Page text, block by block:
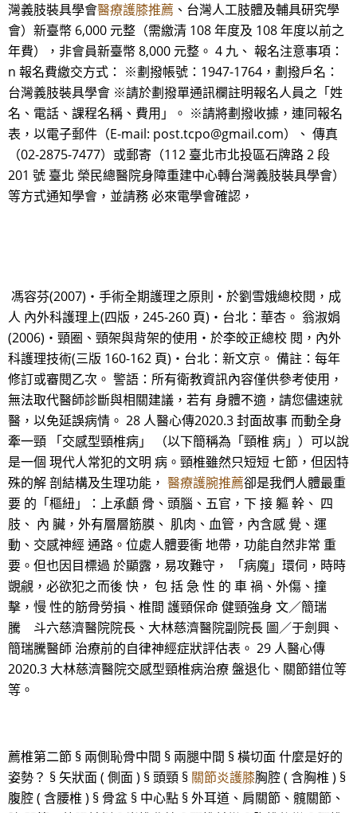
灣義肢裝具學會醫療護膝推薦 、台灣人工肢體及輔具研究學
會）新臺幣 6,000 元整（需繳清 108 年度及 108 年度以前之
年費），非會員新臺幣 8,000 元整。 4 九、 報名注意事項：
n 報名費繳交方式： ※劃撥帳號：1947-1764，劃撥戶名：
台灣義肢裝具學會 ※請於劃撥單通訊欄註明報名人員之「姓
名、電話、課程名稱、費用」。 ※請將劃撥收據，連同報名
表，以電子郵件（E-mail: post.tcpo@gmail.com）、 傳真
（02-2875-7477）或郵寄（112 臺北市北投區石牌路 2 段
201 號 臺北 榮民總醫院身障重建中心轉台灣義肢裝具學會）
等方式通知學會，並請務 必來電學會確認，
馮容芬(2007)‧手術全期護理之原則‧於劉雪娥總校閱，成
人 內外科護理上(四版，245-260 頁)‧台北：華杏。 翁淑娟
(2006)‧頸圈、頸架與背架的使用‧於李皎正總校 閱，內外
科護理技術(三版 160-162 頁)‧台北：新文京。 備註：每年
修訂或審閱乙次。 警語：所有衛教資訊內容僅供參考使用，
無法取代醫師診斷與相關建議，若有 身體不適，請您儘速就
醫，以免延誤病情。 28 人醫心傳2020.3 封面故事 而動全身
牽一頸 「交感型頸椎病」 （以下簡稱為「頸椎 病」）可以說
是一個 現代人常犯的文明 病。頸椎雖然只短短 七節，但因特
殊的解 剖結構及生理功能， 醫療護腕推薦卻是我們人體最重
要 的「樞紐」：上承顱 骨、頭腦、五官，下 接 軀 幹、 四
肢、 內 臟，外有層層筋膜、 肌肉、血管，內含感 覺、運
動、交感神經 通路。位處人體要衝 地帶，功能自然非常 重
要。但也因目標過 於顯露，易攻難守， 「病魔」環伺，時時
覬覦，必欲犯之而後 快， 包 括 急 性 的 車 禍、外傷、撞
擊，慢 性的筋骨勞損、椎間 護頸保命 健頸強身 文／簡瑞
騰 斗六慈濟醫院院長、大林慈濟醫院副院長 圖／于劍興、
簡瑞騰醫師 治療前的自律神經症狀評估表。 29 人醫心傳
2020.3 大林慈濟醫院交感型頸椎病治療 盤退化、關節錯位等
等。
薦椎第二節 § 兩側恥骨中間 § 兩腿中間 § 橫切面 什麼是好的
姿勢？ § 矢狀面 ( 側面 ) § 頭頸 § 關節炎護膝胸腔 ( 含胸椎 ) §
腹腔 ( 含腰椎 ) § 骨盆 § 中心點 § 外耳道、肩關節、髖關節、